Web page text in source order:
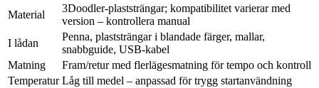
Material
3Doodler-plaststrängar; kompatibilitet varierar med
version – kontrollera manual
I lådan
Penna, plaststrängar i blandade färger, mallar,
snabbguide, USB-kabel
Matning
Fram/retur med flerlägesmatning för tempo och kontroll
Temperatur Låg till medel – anpassad för trygg startanvändning